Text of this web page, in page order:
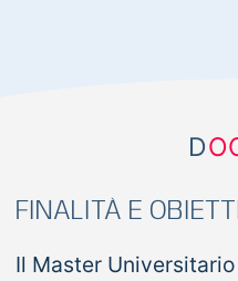
D
FINALITÀ E
Il Master